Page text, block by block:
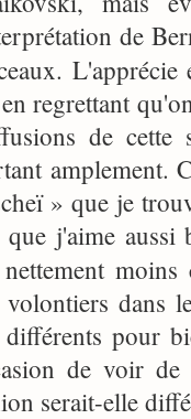
de
L'apprécie
regrettant
de
amplement.
» que je
que j'aime aussi
dans
pour
de voir de
serait-elle